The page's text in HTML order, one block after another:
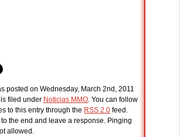
posted on Wednesday, March 2nd, 2011
filed under Noticias MMO. You can follow
to this entry through the RSS 2.0 feed.
the end and leave a response. Pinging
allowed.